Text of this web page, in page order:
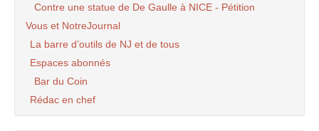
Contre une statue de De Gaulle à NICE - Pétition
Vous et NotreJournal
La barre d’outils de NJ et de tous
Espaces abonnés
Bar du Coin
Rédac en chef